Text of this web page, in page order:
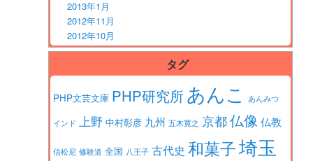
2013年1月
2012年11月
2012年10月
タグ
PHP文芸文庫 PHP研究所あんこ あんみつ
インド 上野 中村彰彦 九州 五木寛之 京都仏像 仏教
信松尼 修験道 全国 八王子 古代史 和菓子埼玉